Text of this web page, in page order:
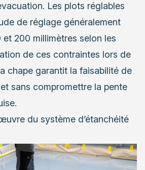
Les plots réglables
de réglage généralement
200 millimètres selon les
de ces contraintes lors de
chape garantit la faisabilité de
sans compromettre la pente
du système d’étanchéité